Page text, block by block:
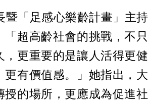
「足感心樂齡計畫」主持
「超高齡社會的挑戰，不只
，更重要的是讓人活得更健
更有價值感。」她指出，大
授的場所，更應成為促進社